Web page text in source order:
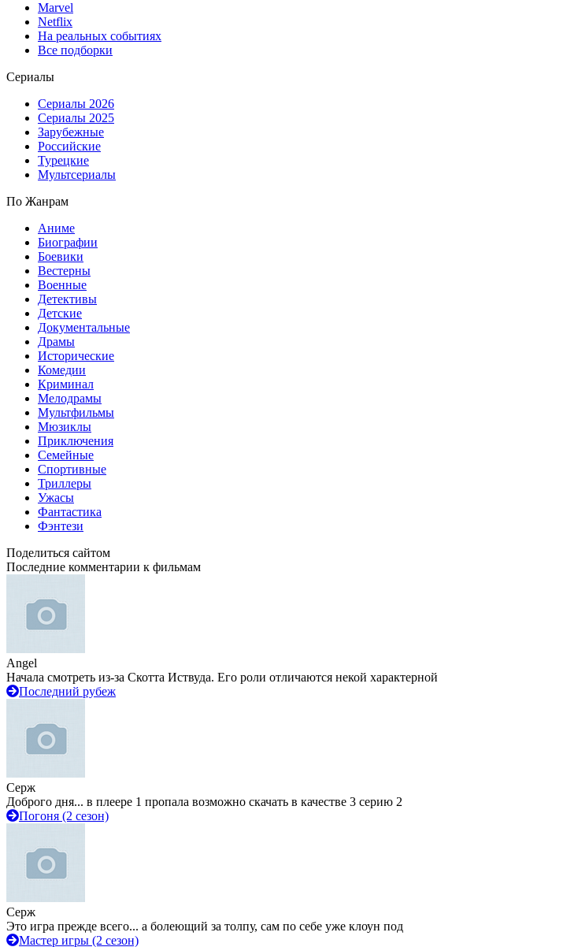
Marvel
Netflix
На реальных событиях
Все подборки
Сериалы
Сериалы 2026
Сериалы 2025
Зарубежные
Российские
Турецкие
Мультсериалы
По Жанрам
Аниме
Биографии
Боевики
Вестерны
Военные
Детективы
Детские
Документальные
Драмы
Исторические
Комедии
Криминал
Мелодрамы
Мультфильмы
Мюзиклы
Приключения
Семейные
Спортивные
Триллеры
Ужасы
Фантастика
Фэнтези
Поделиться сайтом
Последние комментарии к фильмам
Angel
Начала смотреть из-за Скотта Иствуда. Его роли отличаются некой характерной
Последний рубеж
Серж
Доброго дня... в плеере 1 пропала возможно скачать в качестве 3 серию 2
Погоня (2 сезон)
Серж
Это игра прежде всего... а болеющий за толпу, сам по себе уже клоун под
Мастер игры (2 сезон)